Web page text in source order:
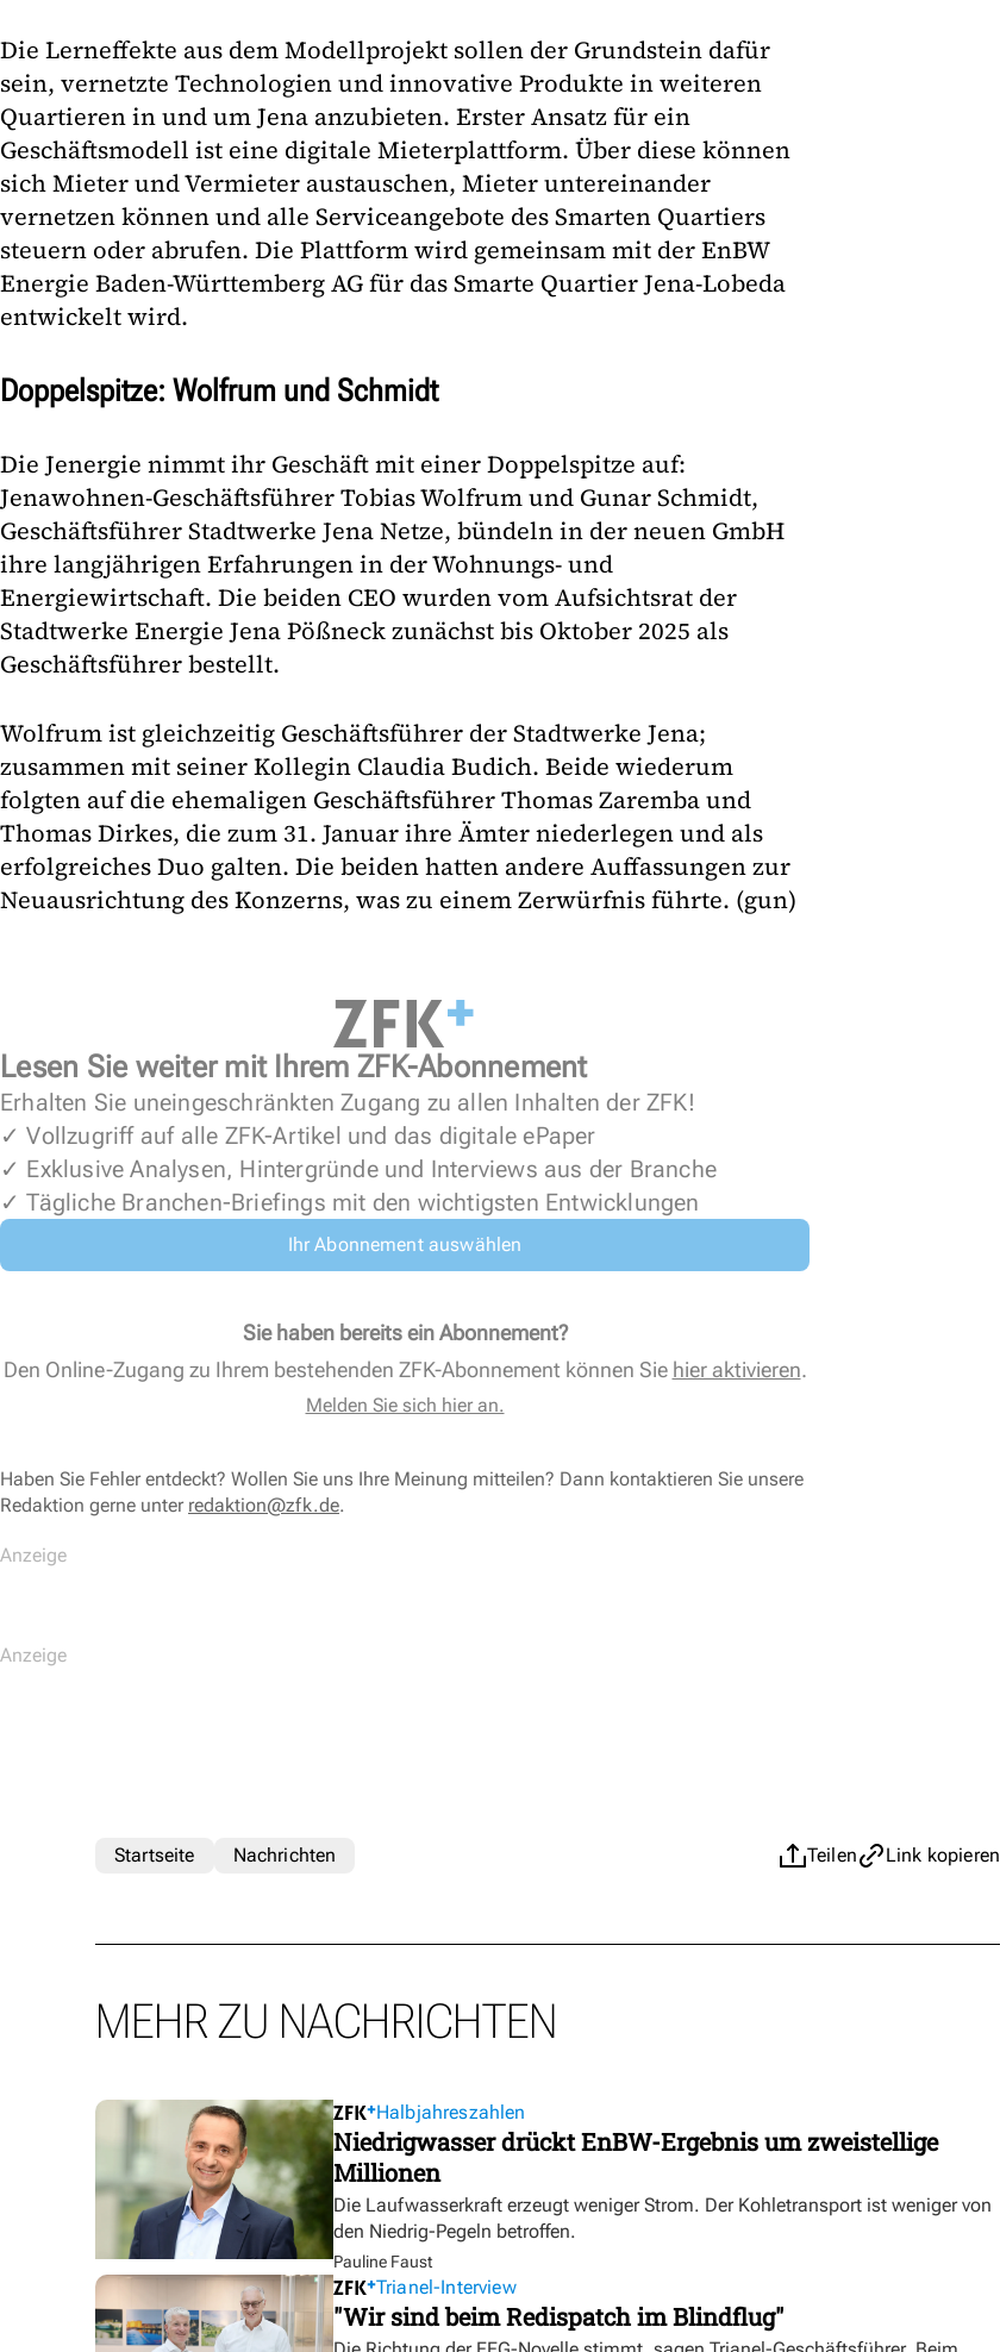
Die Lerneffekte aus dem Modellprojekt sollen der Grundstein dafür
sein, vernetzte Technologien und innovative Produkte in weiteren
Quartieren in und um Jena anzubieten. Erster Ansatz für ein
Geschäftsmodell ist eine digitale Mieterplattform. Über diese können
sich Mieter und Vermieter austauschen, Mieter untereinander
vernetzen können und alle Serviceangebote des Smarten Quartiers
steuern oder abrufen. Die Plattform wird gemeinsam mit der EnBW
Energie Baden-Württemberg AG für das Smarte Quartier Jena-Lobeda
entwickelt wird.
Doppelspitze: Wolfrum und Schmidt
Die Jenergie nimmt ihr Geschäft mit einer Doppelspitze auf:
Jenawohnen-Geschäftsführer Tobias Wolfrum und Gunar Schmidt,
Geschäftsführer Stadtwerke Jena Netze, bündeln in der neuen GmbH
ihre langjährigen Erfahrungen in der Wohnungs- und
Energiewirtschaft. Die beiden CEO wurden vom Aufsichtsrat der
Stadtwerke Energie Jena Pößneck zunächst bis Oktober 2025 als
Geschäftsführer bestellt.
Wolfrum ist gleichzeitig Geschäftsführer der Stadtwerke Jena;
zusammen mit seiner Kollegin Claudia Budich. Beide wiederum
folgten auf die ehemaligen Geschäftsführer Thomas Zaremba und
Thomas Dirkes, die zum 31. Januar ihre Ämter niederlegen und als
erfolgreiches Duo galten. Die beiden hatten andere Auffassungen zur
Neuausrichtung des Konzerns, was zu einem Zerwürfnis führte. (gun)
Lesen Sie weiter mit Ihrem ZFK-Abonnement
Erhalten Sie uneingeschränkten Zugang zu allen Inhalten der ZFK!
✓ Vollzugriff auf alle ZFK-Artikel und das digitale ePaper
✓ Exklusive Analysen, Hintergründe und Interviews aus der Branche
✓ Tägliche Branchen-Briefings mit den wichtigsten Entwicklungen
Ihr Abonnement auswählen
Sie haben bereits ein Abonnement?
Den Online-Zugang zu Ihrem bestehenden ZFK-Abonnement können Sie hier aktivieren.
Melden Sie sich hier an.
Haben Sie Fehler entdeckt? Wollen Sie uns Ihre Meinung mitteilen? Dann kontaktieren Sie unsere
Redaktion gerne unter redaktion@zfk.de.
Teilen Link kopieren
Startseite Nachrichten
MEHR ZU NACHRICHTEN
Halbjahreszahlen
Niedrigwasser drückt EnBW-Ergebnis um zweistellige
Millionen
Die Laufwasserkraft erzeugt weniger Strom. Der Kohletransport ist weniger von
den Niedrig-Pegeln betroffen.
Pauline Faust
Trianel-Interview
"Wir sind beim Redispatch im Blindflug"